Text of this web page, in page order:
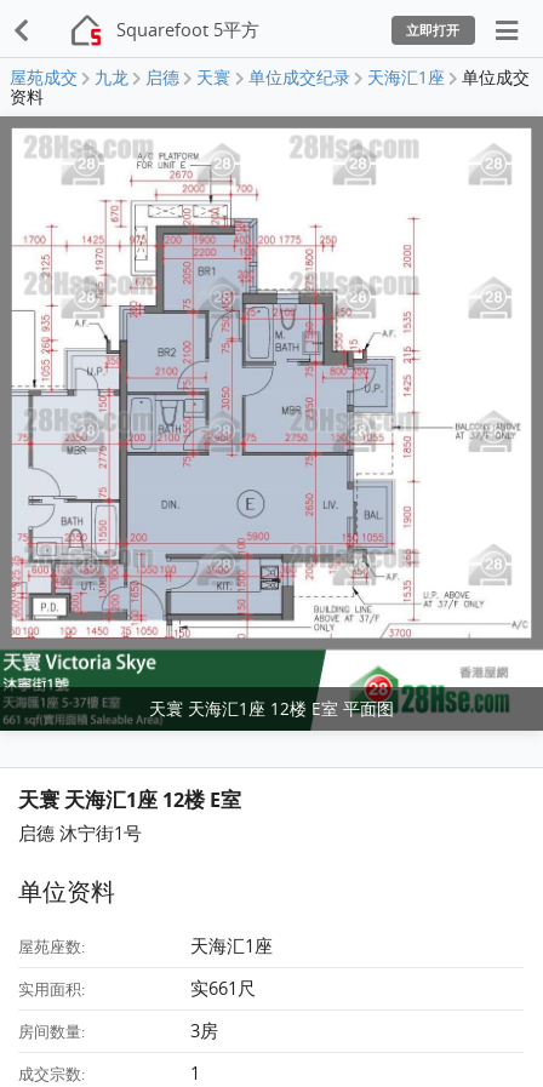
Squarefoot 5平方 立即打开
屋苑成交 九龙 启德 天寰 单位成交纪录 天海汇1座
单位成交
资料
天寰 天海汇1座 12楼 E室 平面图
天寰 天海汇1座 12楼 E室
启德 沐宁街1号
单位资料
屋苑座数: 天海汇1座
实用面积: 实661尺
房间数量: 3房
成交宗数: 1